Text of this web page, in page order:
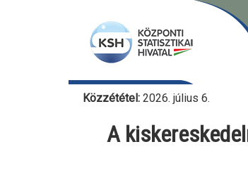
Közzététel: 2026. július 6.
A